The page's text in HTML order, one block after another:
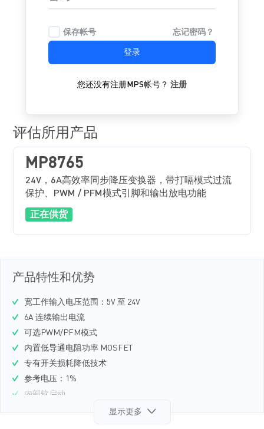
保存帐号 忘记密码？
登录
您还没有注册MPS帐号？ 注册
评估所用产品
MP8765
24V，6A高效率同步降压变换器，带打嗝模式过流
保护、PWM / PFM模式引脚和输出放电功能
正在供货
产品特性和优势
宽工作输入电压范围：5V 至 24V
6A 连续输出电流
可选PWM/PFM模式
内置低导通电阻功率 MOSFET
专有开关损耗降低技术
参考电压：1%
内部软启动
显示更多